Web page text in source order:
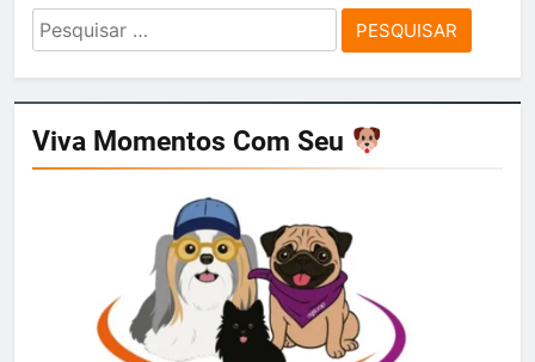
Pesquisar
por:
Viva Momentos Com Seu